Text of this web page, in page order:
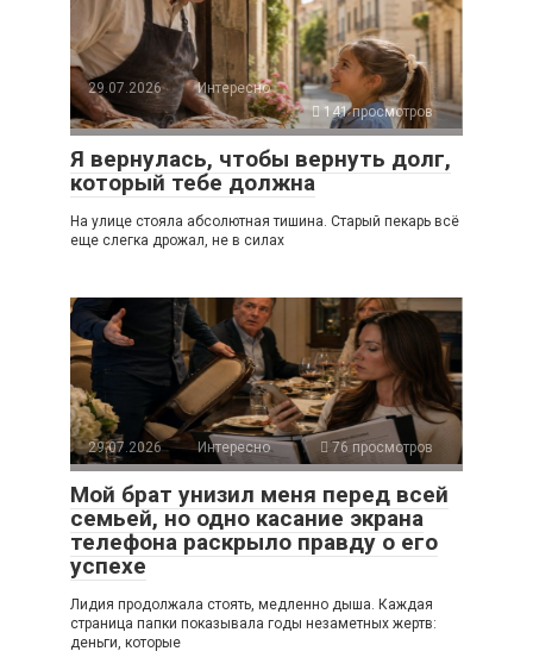
29.07.2026
Интересно
141 просмотров
Я вернулась, чтобы вернуть долг,
который тебе должна
На улице стояла абсолютная тишина. Старый пекарь всё
еще слегка дрожал, не в силах
29.07.2026 Интересно 76 просмотров
Мой брат унизил меня перед всей
семьей, но одно касание экрана
телефона раскрыло правду о его
успехе
Лидия продолжала стоять, медленно дыша. Каждая
страница папки показывала годы незаметных жертв:
деньги, которые